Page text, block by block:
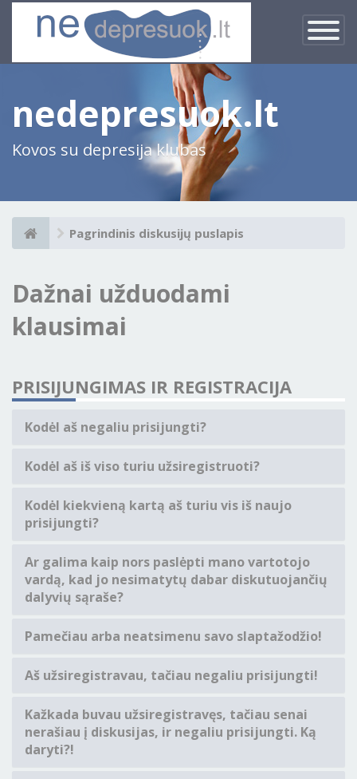
Įjungti
×
nedepresuok.lt
Kovos su depresija klubas
Pagrindinis diskusijų puslapis
Dažnai užduodami
klausimai
PRISIJUNGIMAS IR REGISTRACIJA
Kodėl aš negaliu prisijungti?
Kodėl aš iš viso turiu užsiregistruoti?
Kodėl kiekvieną kartą aš turiu vis iš naujo
prisijungti?
Ar galima kaip nors paslėpti mano vartotojo
vardą, kad jo nesimatytų dabar diskutuojančių
dalyvių sąraše?
Pamečiau arba neatsimenu savo slaptažodžio!
Aš užsiregistravau, tačiau negaliu prisijungti!
Kažkada buvau užsiregistravęs, tačiau senai
nerašiau į diskusijas, ir negaliu prisijungti. Ką
daryti?!